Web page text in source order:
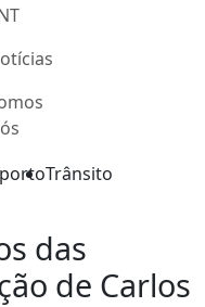
Trânsito
das
de Carlos